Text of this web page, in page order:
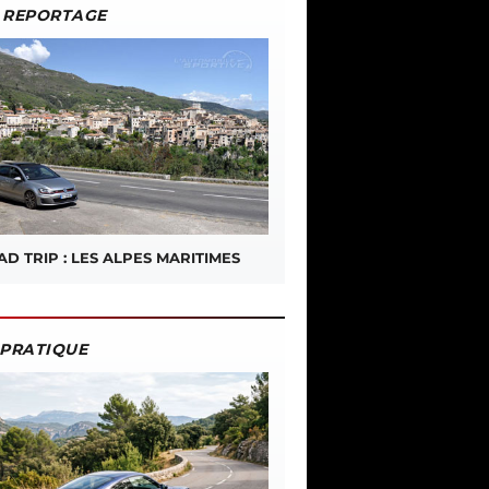
TRIP : LES ALPES MARITIMES